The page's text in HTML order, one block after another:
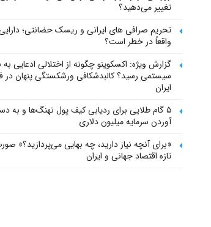
تغییر می‌دهید؟
تحریم صرافی های ایرانی و ریسک حضانتی؛
واقعاً در خطر است؟
گزارش ویژه: اکسکوینو چگونه از اختلالی ادعایی به
سیستمی رسید؟ کالبدشکافی ورشکستگی پنهان
ایران
۵ گام طلایی برای ردیابی کیف پول‌ نهنگ‌ها و به
آوردن سرمایه میلیون دلاری
«برای آنچه نیاز دارید، چه بهایی می‌پردازید؟»
تازه اقتصاد جهانی و ایران